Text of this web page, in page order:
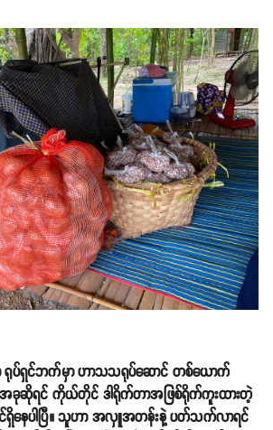
ရုပ်ရှင်ဘက်မှာ ဟာသသရုပ်ဆောင် တစ်ယောက်
ခုဆိုရင် ကိုယ်တိုင် ဒါရိုက်တာအဖြစ်ရိုက်ကူးထားတဲ့
င်ရှိနေပါပြီ။ သူဟာ အလှူအတန်းနဲ့ ပတ်သက်လာရင်